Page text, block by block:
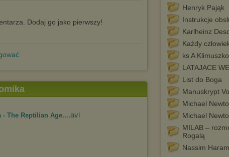
Dodaj go jako pierwszy!
Henryk Pająk
Instrukcje
Karlheinz
Każdy
ks A Klimuszko
LATAJACE
List do Boga
Manuskrypt
Michael
Michael
MILAB –
Rogalą
Nassim
- The Reptilian Age....avi